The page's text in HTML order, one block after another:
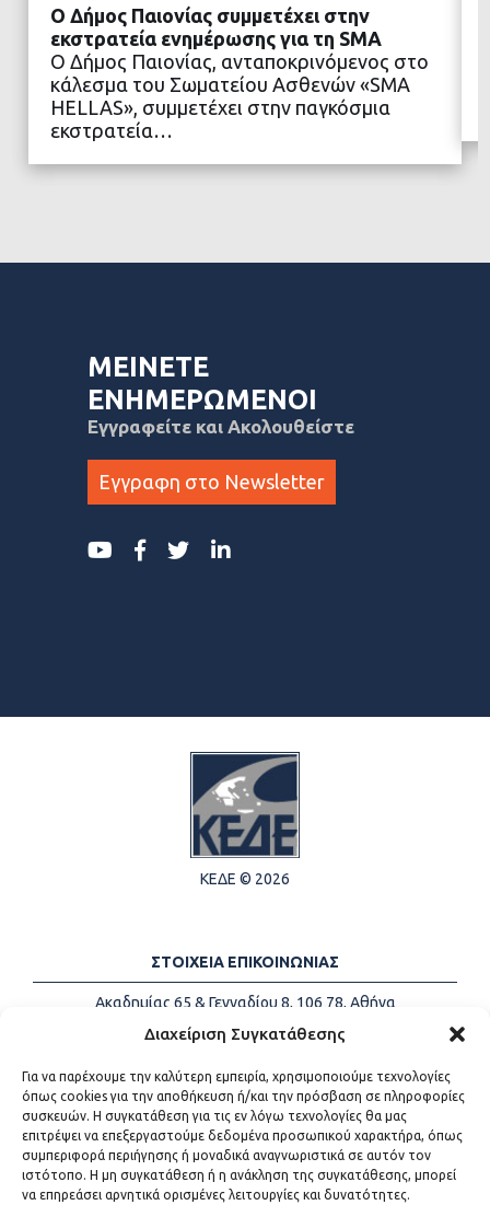
Διαχείριση Συγκατάθεσης
Για να παρέχουμε την καλύτερη εμπειρία, χρησιμοποιούμε τεχνολογίες
όπως cookies για την αποθήκευση ή/και την πρόσβαση σε πληροφορίες
συσκευών. Η συγκατάθεση για τις εν λόγω τεχνολογίες θα μας
επιτρέψει να επεξεργαστούμε δεδομένα προσωπικού χαρακτήρα, όπως
συμπεριφορά περιήγησης ή μοναδικά αναγνωριστικά σε αυτόν τον
ιστότοπο. Η μη συγκατάθεση ή η ανάκληση της συγκατάθεσης, μπορεί
να επηρεάσει αρνητικά ορισμένες λειτουργίες και δυνατότητες.
ΔΙΑΒΑΣΤΕ ΠΕΡΙΣΣΟΤΕΡΑ
Ο Δήμος Παιονίας συμμετέχει στην
εκστρατεία ενημέρωσης για τη SMA
Ο Δήμος Παιονίας, ανταποκρινόμενος στο
κάλεσμα του Σωματείου Ασθενών «SMA
HELLAS», συμμετέχει στην παγκόσμια
εκστρατεία…
ΜΕΙΝΕΤΕ
ΕΝΗΜΕΡΩΜΕΝΟΙ
Εγγραφείτε και Ακολουθείστε
Εγγραφη στο Newsletter
ΚΕΔΕ © 2026
ΣΤΟΙΧΕΙΑ ΕΠΙΚΟΙΝΩΝΙΑΣ
Ακαδημίας 65 & Γενναδίου 8, 106 78, Αθήνα
Τηλέφωνα:
+30 213-2147500
Email:
info@kede.gr
ΧΡΗΣΙΜΟΙ ΣΥΝΔΕΣΜΟΙ
Η ΚΕΔΕ